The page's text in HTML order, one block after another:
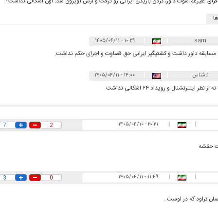
sam ۱۰:۲۹ - ۱۴۰۵/۰۴/۱۱
مسابقه داور داشت و کشتیگیر ایرانی حق قضاوت و اجرای حکم نداشت.
ناشناس ۱۴:۰۰ - ۱۴۰۵/۰۴/۱۱
نه از نظر اینترنشنال و رویداد ۲۴ اشکالی نداشت
|
| ۲۰:۲۱ - ۱۴۰۵/۰۴/۱۰ 2
7
حقشه
|
| ۱۱:۴۹ - ۱۴۰۵/۰۴/۱۱ 0
3
تراود که در اوست .
به کویت با
سخنرانی دیده نشده آیت‌الله هاشمی
دلیل علاقه برخی